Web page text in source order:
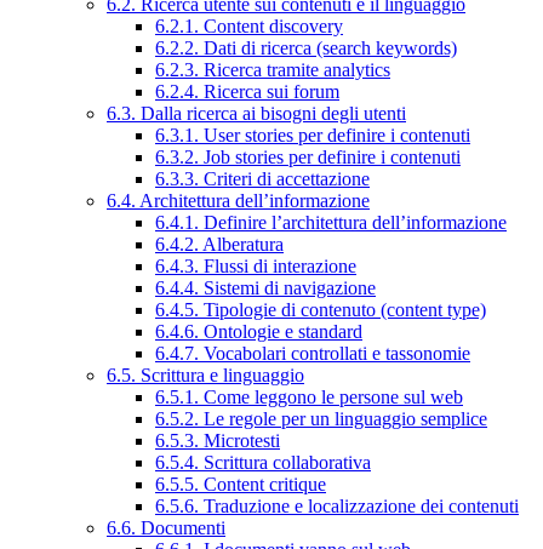
6.2. Ricerca utente sui contenuti e il linguaggio
6.2.1. Content discovery
6.2.2. Dati di ricerca (search keywords)
6.2.3. Ricerca tramite analytics
6.2.4. Ricerca sui forum
6.3. Dalla ricerca ai bisogni degli utenti
6.3.1. User stories per definire i contenuti
6.3.2. Job stories per definire i contenuti
6.3.3. Criteri di accettazione
6.4. Architettura dell’informazione
6.4.1. Definire l’architettura dell’informazione
6.4.2. Alberatura
6.4.3. Flussi di interazione
6.4.4. Sistemi di navigazione
6.4.5. Tipologie di contenuto (content type)
6.4.6. Ontologie e standard
6.4.7. Vocabolari controllati e tassonomie
6.5. Scrittura e linguaggio
6.5.1. Come leggono le persone sul web
6.5.2. Le regole per un linguaggio semplice
6.5.3. Microtesti
6.5.4. Scrittura collaborativa
6.5.5. Content critique
6.5.6. Traduzione e localizzazione dei contenuti
6.6. Documenti